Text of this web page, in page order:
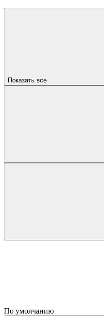
Показать все
По умолчанию